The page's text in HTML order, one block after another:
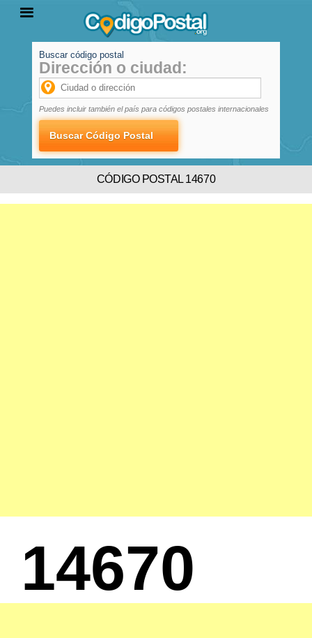
PROVINCIAS
LOCALIDADES
Buscar código postal
Dirección o ciudad:
Puedes incluir también el país para códigos postales internacionales
CÓDIGO POSTAL 14670
14670